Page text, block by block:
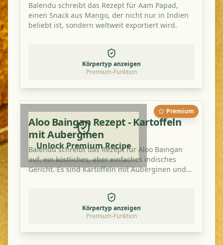
Balendu schreibt das Rezept für Aam Papad,
einen Snack aus Mango, der nicht nur in Indien
beliebt ist, sondern weltweit exportiert wird.
Körpertyp anzeigen
Premium-Funktion
Premium
Unlock Premium Recipe
Aloo Baingan Rezept - Kartoffeln
mit Auberginen
Balendu schreibt das Rezept für Aloo Baingan
auf, ein köstliches, aber einfaches indisches
Gericht. Es sind Kartoffeln mit Auberginen und
Körpertyp anzeigen
Premium-Funktion